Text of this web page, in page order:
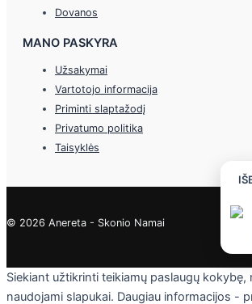
Dovanos
MANO PASKYRA
Užsakymai
Vartotojo informacija
Priminti slaptažodį
Privatumo politika
Taisyklės
© 2026 Anereta - Skonio Namai
Siekiant užtikrinti teikiamų paslaugų kokybę,
naudojami slapukai. Daugiau informacijos -